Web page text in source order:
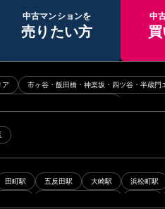
中古マンションを
売りたい方
中
ア 市ヶ谷・飯田橋・神楽坂・四ツ谷・半蔵門
エリア
田町駅 五反田駅 大崎駅 浜松町駅